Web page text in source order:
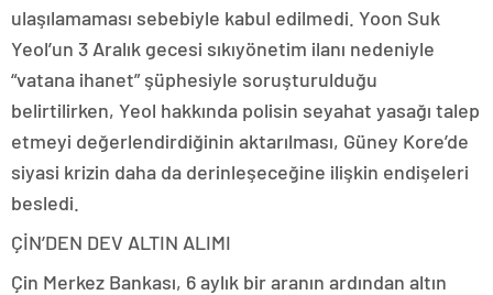
ulaşılamaması sebebiyle kabul edilmedi. Yoon Suk
Yeol’un 3 Aralık gecesi sıkıyönetim ilanı nedeniyle
“vatana ihanet” şüphesiyle soruşturulduğu
belirtilirken, Yeol hakkında polisin seyahat yasağı talep
etmeyi değerlendirdiğinin aktarılması, Güney Kore’de
siyasi krizin daha da derinleşeceğine ilişkin endişeleri
besledi.
ÇİN’DEN DEV ALTIN ALIMI
Çin Merkez Bankası, 6 aylık bir aranın ardından altın